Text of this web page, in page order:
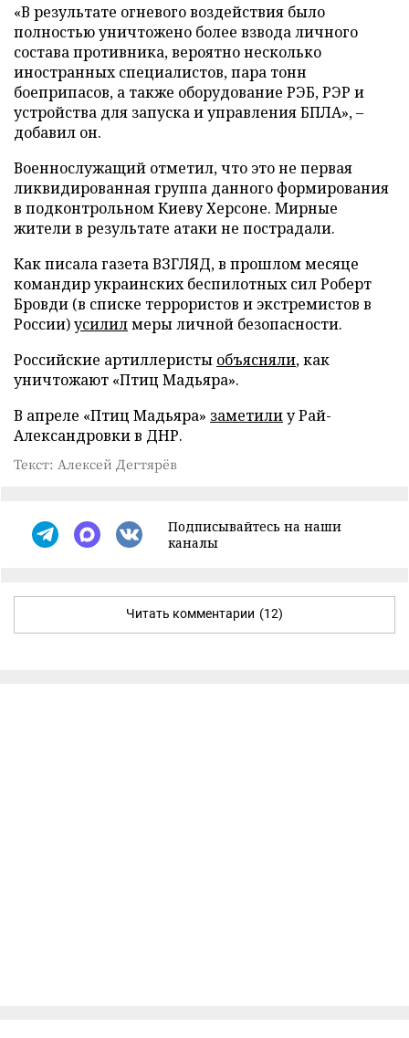
«В результате огневого воздействия было
полностью уничтожено более взвода личного
состава противника, вероятно несколько
иностранных специалистов, пара тонн
боеприпасов, а также оборудование РЭБ, РЭР и
устройства для запуска и управления БПЛА», –
добавил он.
Военнослужащий отметил, что это не первая
ликвидированная группа данного формирования
в подконтрольном Киеву Херсоне. Мирные
жители в результате атаки не пострадали.
Как писала газета ВЗГЛЯД, в прошлом месяце
командир украинских беспилотных сил Роберт
Бровди (в списке террористов и экстремистов в
России)усилилмеры личной безопасности.
Российские артиллеристы объясняли, как
уничтожают «Птиц Мадьяра».
В апреле «Птиц Мадьяра» заметилиу Рай-
Александровки в ДНР.
Текст: Алексей Дегтярёв
Подписывайтесь на наши
каналы
Читать комментарии (12)